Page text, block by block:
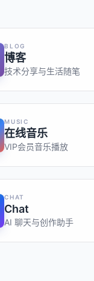
BLOG
博客
技术分享与生活随笔
MUSIC
在线音乐
VIP会员音乐播放
CHAT
Chat
AI 聊天与创作助手